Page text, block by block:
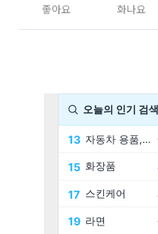
좋아요 화나요